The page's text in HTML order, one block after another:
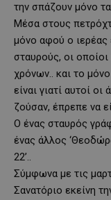
την σπάζουν μόνο
Μέσα στους
μόνο αφού ο ιερέας
σταυρούς, οι
χρόνων.. και το
είναι γιατί αυτοί
ζούσαν, έπρεπε να
Ο ένας σταυρός
ένας άλλος
22’..
Σύμφωνα με τις
Σανατόριο εκείνη